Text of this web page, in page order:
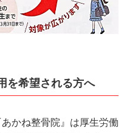
を希望される方へ
かね整骨院』は厚生労働